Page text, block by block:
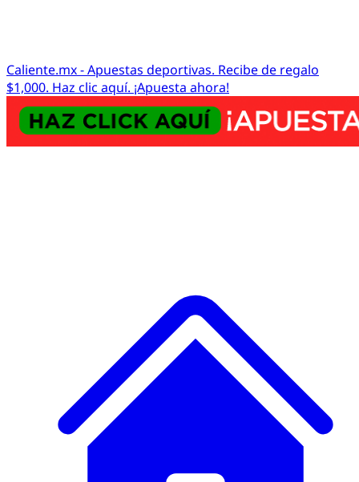
Caliente.mx - Apuestas deportivas. Recibe de regalo
$1,000. Haz clic aquí. ¡Apuesta ahora!